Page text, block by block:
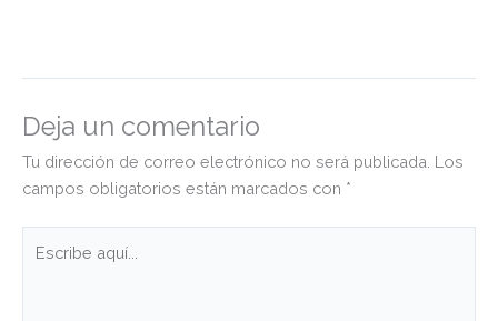
Deja un comentario
Tu dirección de correo electrónico no será publicada. Los
campos obligatorios están marcados con *
aquí...